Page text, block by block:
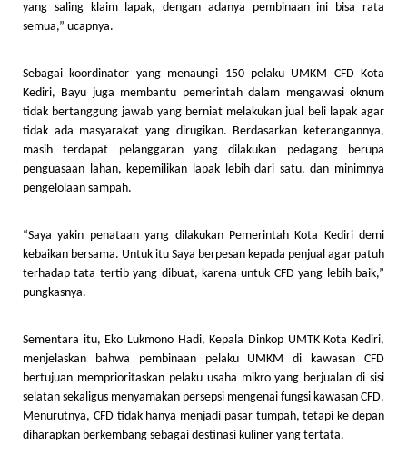
yang saling klaim lapak, dengan adanya pembinaan ini bisa rata
semua,” ucapnya.
Sebagai koordinator yang menaungi 150 pelaku UMKM CFD Kota
Kediri, Bayu juga membantu pemerintah dalam mengawasi oknum
tidak bertanggung jawab yang berniat melakukan jual beli lapak agar
tidak ada masyarakat yang dirugikan. Berdasarkan keterangannya,
masih terdapat pelanggaran yang dilakukan pedagang berupa
penguasaan lahan, kepemilikan lapak lebih dari satu, dan minimnya
pengelolaan sampah.
“Saya yakin penataan yang dilakukan Pemerintah Kota Kediri demi
kebaikan bersama. Untuk itu Saya berpesan kepada penjual agar patuh
terhadap tata tertib yang dibuat, karena untuk CFD yang lebih baik,”
pungkasnya.
Sementara itu, Eko Lukmono Hadi, Kepala Dinkop UMTK Kota Kediri,
menjelaskan bahwa pembinaan pelaku UMKM di kawasan CFD
bertujuan memprioritaskan pelaku usaha mikro yang berjualan di sisi
selatan sekaligus menyamakan persepsi mengenai fungsi kawasan CFD.
Menurutnya, CFD tidak hanya menjadi pasar tumpah, tetapi ke depan
diharapkan berkembang sebagai destinasi kuliner yang tertata.